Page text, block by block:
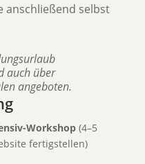
anschließend selbst
auch über
angeboten.
Workshop(4–5
fertigstellen)